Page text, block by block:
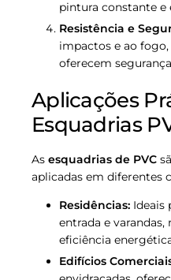
pintura constante e
Resistência e
impactos e ao fogo,
oferecem
Aplicações
Esquadrias
As esquadrias de PVC
aplicadas em diferentes
Residências: Ideais
entrada e
eficiência
Edifícios